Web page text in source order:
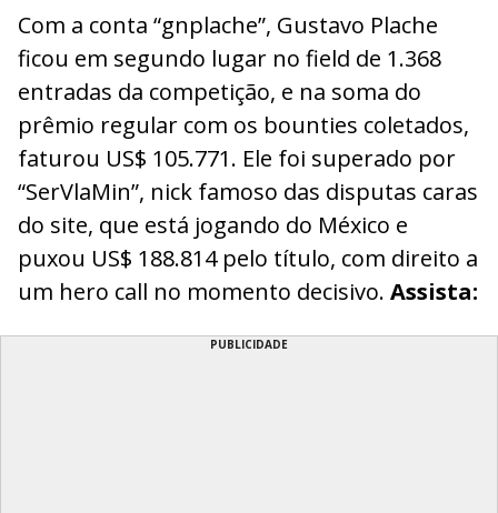
Com a conta “gnplache”, Gustavo Plache
ficou em segundo lugar no field de 1.368
entradas da competição, e na soma do
prêmio regular com os bounties coletados,
faturou US$ 105.771. Ele foi superado por
“SerVlaMin”, nick famoso das disputas caras
do site, que está jogando do México e
puxou US$ 188.814 pelo título, com direito a
um hero call no momento decisivo. Assista:
PUBLICIDADE